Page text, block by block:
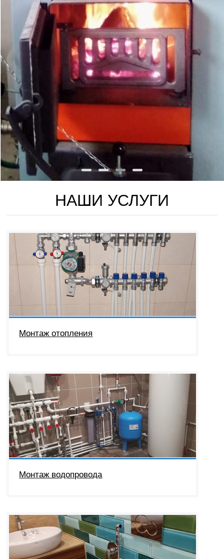
НАШИ УСЛУГИ
Монтаж отопления
Монтаж водопровода